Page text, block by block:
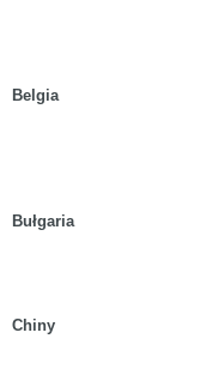
Belgia
Bułgaria
Chiny